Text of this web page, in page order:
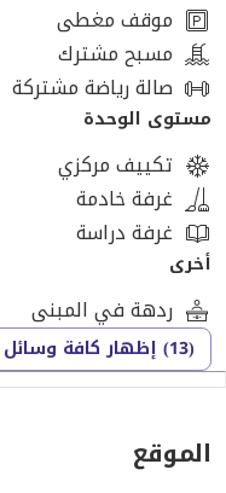
موقف مغطى
مسبح مشترك
صالة رياضة مشتركة
مستوى الوحدة
تكييف مركزي
غرفة خادمة
غرفة دراسة
أخرى
ردهة في المبنى
(13) إظهار كافة وسائل الراحة
الموقع